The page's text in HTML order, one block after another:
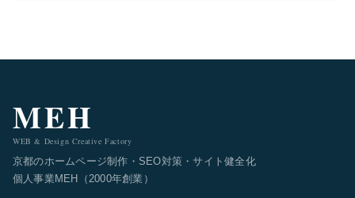
MEH
WEB & Design Creative Factory
京都のホームページ制作・SEO対策・サイト健全化
個人事業MEH（2000年創業）